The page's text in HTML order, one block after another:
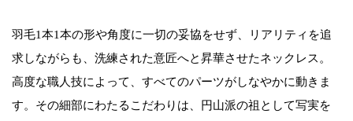
羽毛1本1本の形や角度に一切の妥協をせず、リアリティを追
求しながらも、洗練された意匠へと昇華させたネックレス。
高度な職人技によって、すべてのパーツがしなやかに動きま
す。その細部にわたるこだわりは、円山派の祖として写実を